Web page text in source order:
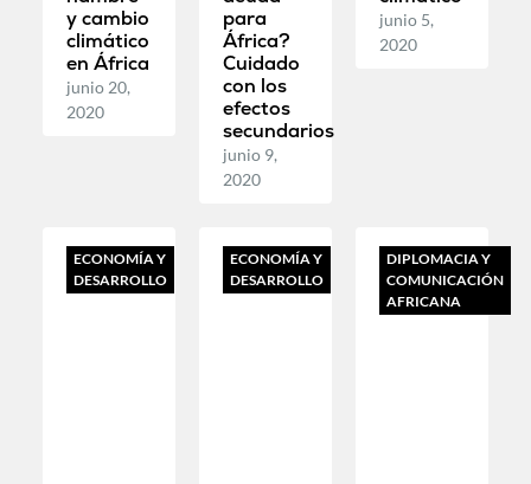
y cambio
climático
en África
junio 20,
2020
para
África?
Cuidado
con los
efectos
secundarios
junio 9,
2020
junio 5,
2020
ECONOMÍA Y
DESARROLLO
ECONOMÍA Y
DESARROLLO
DIPLOMACIA Y
COMUNICACIÓN
AFRICANA